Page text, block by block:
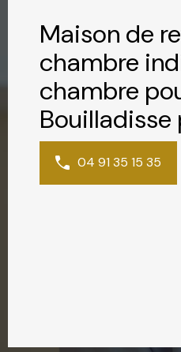
Maison de
chambre
chambre
Bouilladisse
04 91 35 15 35